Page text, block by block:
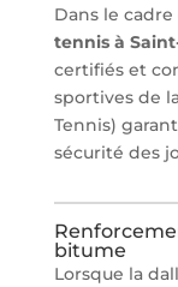
Dans le cadre
tennis à
certifiés et
sportives de
Tennis)
sécurité des
bitume
Lorsque la